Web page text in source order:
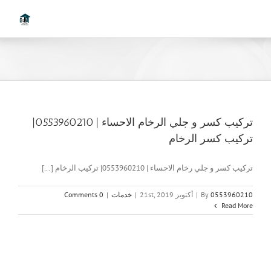
تركيب كسر و جلي الرخام الاحساء | 0553960210|
تركيب كسر الرخام
تركيب كسر و جلي رخام الاحساء | 0553960210| تركيب الرخام [...]
By 0553960210
| أكتوبر 21st, 2019 | خدمات |
0 Comments
Read More